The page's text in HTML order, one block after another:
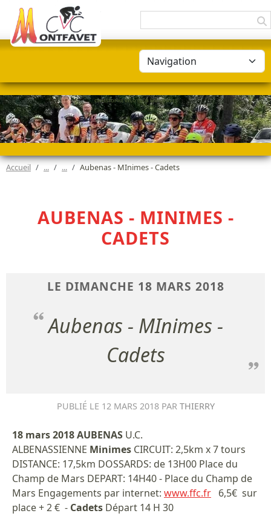
CHRISTOPHE VÉLO CLUB MONTFAVET
Accueil Aubenas - MInimes - Cadets
AUBENAS - MINIMES -
CADETS
LE DIMANCHE 18 MARS 2018
Aubenas - MInimes -
Cadets
PUBLIÉ LE 12 MARS 2018PAR THIERRY
18 mars 2018 AUBENAS U.C.
ALBENASSIENNE Minimes CIRCUIT: 2,5km x 7 tours
DISTANCE: 17,5km DOSSARDS: de 13H00 Place du
Champ de Mars DEPART: 14H40 - Place du Champ de
Mars Engagements par internet: www.ffc.fr 6,5€ sur
place + 2 € - Cadets Départ 14 H 30
Panneau de gestion des cookies